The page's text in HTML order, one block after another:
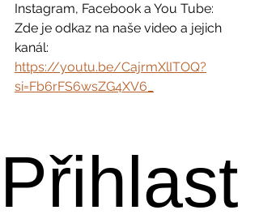
Instagram, Facebook a You Tube:
Zde je odkaz na naše video a jejich
kanál:
https://youtu.be/CajrmXlITOQ?
si=Fb6rFS6wsZG4XV6_
Přihlast